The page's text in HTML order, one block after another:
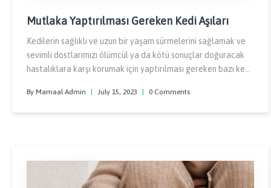
Mutlaka Yaptırılması Gereken Kedi Aşıları
Kedilerin sağlıklı ve uzun bir yaşam sürmelerini sağlamak ve
sevimli dostlarımızı ölümcül ya da kötü sonuçlar doğuracak
hastalıklara karşı korumak için yaptırılması gereken bazı kedi
kedi aşılarıhibrit adı ile bilinen karma aşı, kuduz aşısı ve
lösemi aşısıdır.
By Mamaal Admin July 15, 2023 0 Comments